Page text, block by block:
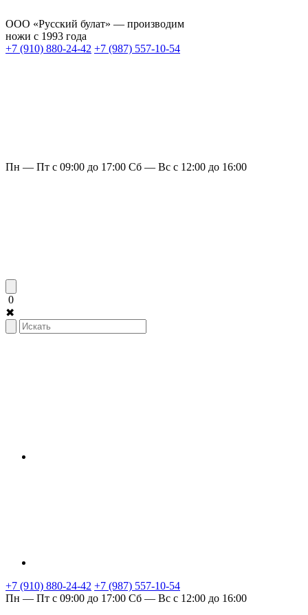
ООО «Русский булат» — производим
ножи с 1993 года
+7 (910) 880-24-42 +7 (987) 557-10-54
Пн — Пт с 09:00 до 17:00 Сб — Вс с 12:00 до 16:00
0
✖
+7 (910) 880-24-42 +7 (987) 557-10-54
Пн — Пт с 09:00 до 17:00 Сб — Вс с 12:00 до 16:00